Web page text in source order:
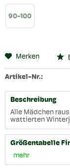
90-100
Merken
Artikel-Nr.:
Beschreibung
Alle Mädchen
wattierten
Größentabelle
mehr